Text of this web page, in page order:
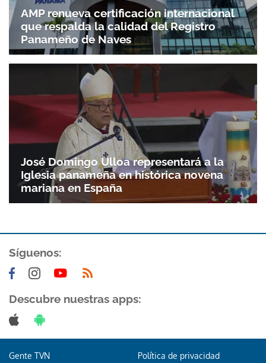
AMP renueva certificación internacional
que respalda la calidad del Registro
Panameño de Naves
José Domingo Ulloa representará a la
Iglesia panameña en histórica novena
mariana en España
Síguenos:
Descubre nuestras apps:
Gente TVN Política de privacidad